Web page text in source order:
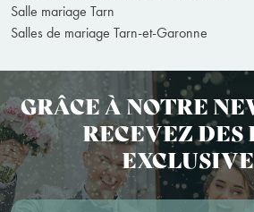
Salle mariage Tarn
Salles de mariage Tarn-et-Garonne
GRÂCE À NOTRE
RECEVEZ DES